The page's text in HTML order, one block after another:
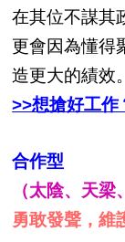
在其位不謀其
更會因為懂得
造更大的績效。
>>想搶好工作
合作型
（太陰、天梁
勇敢發聲，維